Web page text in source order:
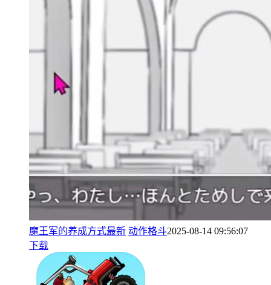
魔王军的养成方式最新 动作格斗2025-08-14 09:56:07
下载